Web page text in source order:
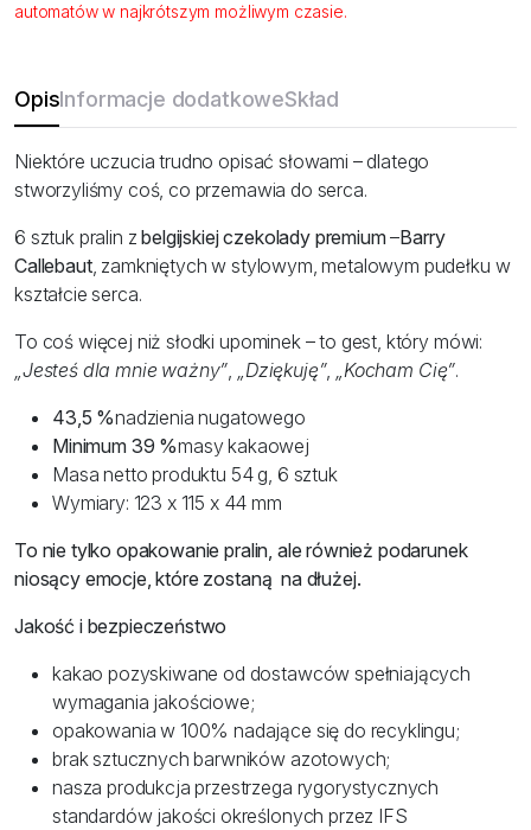
automatów w najkrótszym możliwym czasie.
OpisInformacje dodatkoweSkład
Niektóre uczucia trudno opisać słowami – dlatego
stworzyliśmy coś, co przemawia do serca.
6 sztuk pralin zbelgijskiej czekolady premium–Barry
Callebaut, zamkniętych w stylowym, metalowym pudełku w
kształcie serca.
To coś więcej niż słodki upominek – to gest, który mówi:
„Jesteś dla mnie ważny”, „Dziękuję”, „Kocham Cię”.
43,5 %nadzienia nugatowego
Minimum 39 %masy kakaowej
Masa netto produktu 54 g, 6 sztuk
Wymiary: 123 x 115 x 44 mm
To nie tylko opakowanie pralin, ale również podarunek
niosący emocje, które zostaną na dłużej.
Jakość i bezpieczeństwo
kakao pozyskiwane od dostawców spełniających
wymagania jakościowe;
opakowania w 100% nadające się do recyklingu;
brak sztucznych barwników azotowych;
nasza produkcja przestrzega rygorystycznych
standardów jakości określonych przez IFS